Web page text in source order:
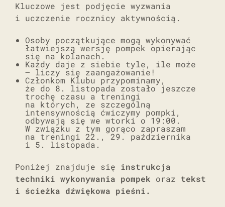
Kluczowe jest podjęcie wyzwania
i uczczenie rocznicy aktywnością.
Osoby początkujące mogą wykonywać
łatwiejszą wersję pompek opierając
się na kolanach.
Każdy daje z siebie tyle, ile może
– liczy się zaangażowanie!
Członkom Klubu przypominamy,
że do 8. listopada zostało jeszcze
trochę czasu a treningi
na których, ze szczególną
intensywnością ćwiczymy pompki,
odbywają się we wtorki o 19:00.
W związku z tym gorąco zapraszam
na treningi 22., 29. października
i 5. listopada.
Poniżej znajduje się instrukcja
techniki wykonywania pompek oraz tekst
i ścieżka dźwiękowa pieśni.